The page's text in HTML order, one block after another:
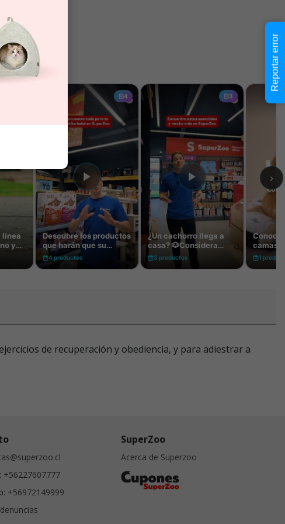
de recuperación y obediencia, y para adiestrar a
+56227607777
+56972149999
SuperZoo
Acerca de Superzoo
Reportar error